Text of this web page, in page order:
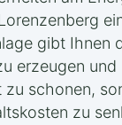
gibt Ihnen
erzeugen
zu schonen,
zu